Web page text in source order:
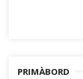
PRIMÀBORD